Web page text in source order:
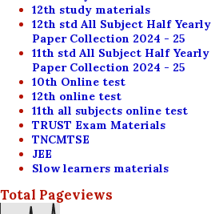
12th study materials
12th std All Subject Half
Paper Collection 2024 - 25
11th std All Subject Half
Paper Collection 2024 - 25
10th Online test
12th online test
11th all subjects online test
TRUST Exam Materials
TNCMTSE
JEE
Slow learners materials
Total Pageviews